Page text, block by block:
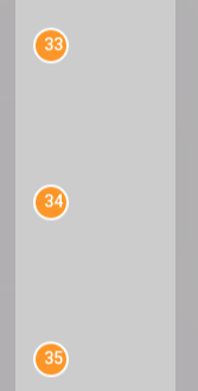
33
34
35